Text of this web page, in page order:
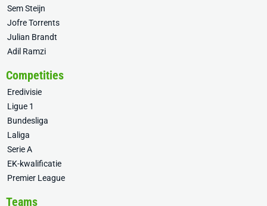
Sem Steijn
Jofre Torrents
Julian Brandt
Adil Ramzi
Competities
Eredivisie
Ligue 1
Bundesliga
Laliga
Serie A
EK-kwalificatie
Premier League
Teams